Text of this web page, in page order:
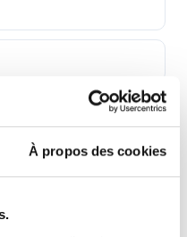
À propos des cookies